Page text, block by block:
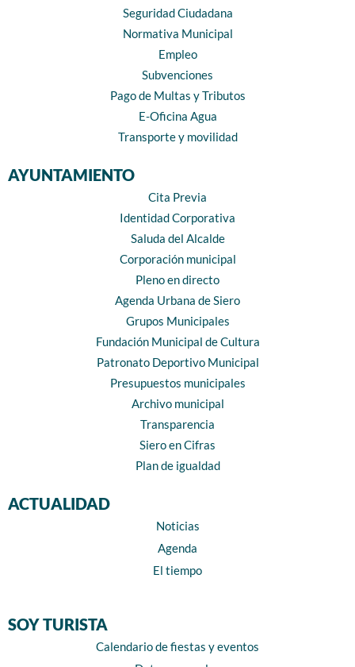
Seguridad Ciudadana
Normativa Municipal
Empleo
Subvenciones
Pago de Multas y Tributos
E-Oficina Agua
Transporte y movilidad
AYUNTAMIENTO
Cita Previa
Identidad Corporativa
Saluda del Alcalde
Corporación municipal
Pleno en directo
Agenda Urbana de Siero
Grupos Municipales
Fundación Municipal de Cultura
Patronato Deportivo Municipal
Presupuestos municipales
Archivo municipal
Transparencia
Siero en Cifras
Plan de igualdad
ACTUALIDAD
Noticias
Agenda
El tiempo
SOY TURISTA
Calendario de fiestas y eventos